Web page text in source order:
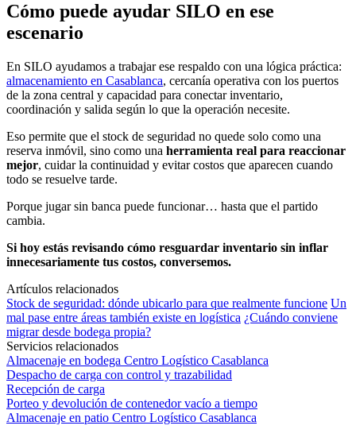
Cómo puede ayudar SILO en ese
escenario
En SILO ayudamos a trabajar ese respaldo con una lógica práctica:
almacenamiento en Casablanca, cercanía operativa con los puertos
de la zona central y capacidad para conectar inventario,
coordinación y salida según lo que la operación necesite.
Eso permite que el stock de seguridad no quede solo como una
reserva inmóvil, sino como una herramienta real para reaccionar
mejor, cuidar la continuidad y evitar costos que aparecen cuando
todo se resuelve tarde.
Porque jugar sin banca puede funcionar… hasta que el partido
cambia.
Si hoy estás revisando cómo resguardar inventario sin inflar
innecesariamente tus costos, conversemos.
Artículos relacionados
Stock de seguridad: dónde ubicarlo para que realmente funcione Un
mal pase entre áreas también existe en logística ¿Cuándo conviene
migrar desde bodega propia?
Servicios relacionados
Almacenaje en bodega Centro Logístico Casablanca
Despacho de carga con control y trazabilidad
Recepción de carga
Porteo y devolución de contenedor vacío a tiempo
Almacenaje en patio Centro Logístico Casablanca